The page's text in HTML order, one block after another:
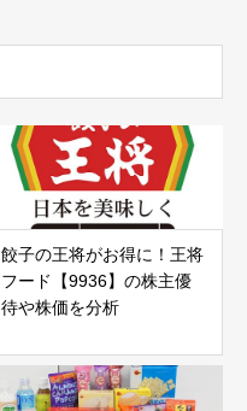
餃子の王将がお得に！王将
フード【9936】の株主優
待や株価を分析